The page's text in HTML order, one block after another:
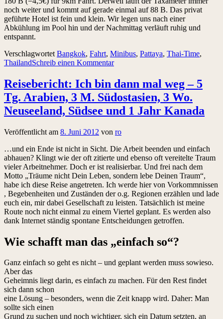
noch weiter und kommt auf gerade einmal auf 88 B. Das privat
geführte Hotel ist fein und klein. Wir legen uns nach einer
Abkühlung im Pool hin und der Nachmittag verläuft ruhig und
entspannt.
Verschlagwortet Bangkok, Fahrt, Minibus, Pattaya, Thai-Time,
ThailandSchreib einen Kommentar
Reisebericht: Ich bin dann mal weg – 5
Tg. Arabien, 3 M. Südostasien, 3 Wo.
Neuseeland, Südsee und 1 Jahr Kanada
Veröffentlicht am 8. Juni 2012 von ro
…und ein Ende ist nicht in Sicht. Die Arbeit beenden und einfach
abhauen? Klingt wie der oft zitierte und ebenso oft vereitelte Traum
vieler Arbeitnehmer. Doch er ist realisierbar. Und frei nach dem
Motto „Träume nicht Dein Leben, sondern lebe Deinen Traum“,
habe ich diese Reise angetreten. Ich werde hier von Vorkommnissen
, Begebenheiten und Zuständen der o.g. Regionen erzählen und lade
euch ein, mir dabei Gesellschaft zu leisten. Tatsächlich ist meine
Route noch nicht einmal zu einem Viertel geplant. Es werden also
dank Internet ständig spontane Entscheidungen getroffen.
Wie schafft man das „einfach so“?
Ganz einfach so geht es nicht – und geplant werden muss sowieso.
Aber das
Geheimnis liegt darin, es einfach zu machen. Für den Rest findet
sich dann schon
eine Lösung – besonders, wenn die Zeit knapp wird. Daher: Man
sollte sich einen
Grund zu suchen und noch wichtiger, sich ein Datum setzten, an